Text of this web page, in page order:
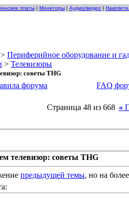
платы | Мониторы | Аудио/видео |
> Периферийное оборудование и
> Телевизоры
советы THG
форума FAQ
Страница 48 из 668 «
телевизор: советы THG
предыдущей темы, но на